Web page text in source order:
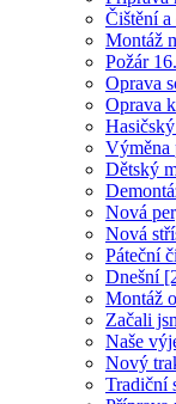
Čištění
Montáž
Požár
Oprava
Oprava
Výměna
Dětský
Nová
Nová
Páteční
Dnešní
Montáž
Začali
Naše
Nový
Tradiční